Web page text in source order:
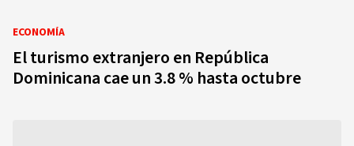
ECONOMÍA
El turismo extranjero en República
Dominicana cae un 3.8 % hasta octubre